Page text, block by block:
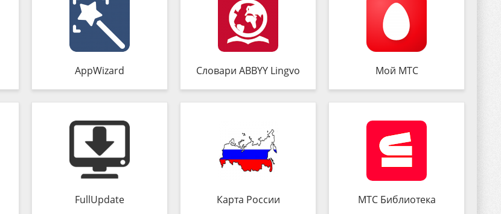
AppWizard Словари ABBYY Lingvo Мой МТС
FullUpdate Карта России МТС Библиотека